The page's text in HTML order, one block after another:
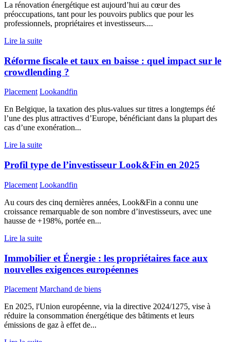
La rénovation énergétique est aujourd’hui au cœur des
préoccupations, tant pour les pouvoirs publics que pour les
professionnels, propriétaires et investisseurs....
Lire la suite
Réforme fiscale et taux en baisse : quel impact sur le
crowdlending ?
Placement Lookandfin
En Belgique, la taxation des plus-values sur titres a longtemps été
l’une des plus attractives d’Europe, bénéficiant dans la plupart des
cas d’une exonération...
Lire la suite
Profil type de l’investisseur Look&Fin en 2025
Placement Lookandfin
Au cours des cinq dernières années, Look&Fin a connu une
croissance remarquable de son nombre d’investisseurs, avec une
hausse de +198%, portée en...
Lire la suite
Immobilier et Énergie : les propriétaires face aux
nouvelles exigences européennes
Placement Marchand de biens
En 2025, l'Union européenne, via la directive 2024/1275, vise à
réduire la consommation énergétique des bâtiments et leurs
émissions de gaz à effet de...